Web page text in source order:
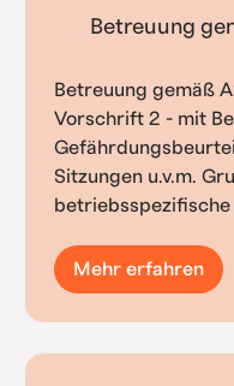
Betreuung
Betreuung gemäß
Vorschrift 2 - mit
Sitzungen u.v.m.
betriebsspezifische
Mehr erfahren